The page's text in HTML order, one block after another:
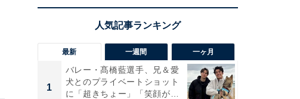
最新 一週間 一ヶ月
1
バレー・髙橋藍選手、兄＆愛
犬とのプライベートショット
に「超きちょー」「笑顔が見